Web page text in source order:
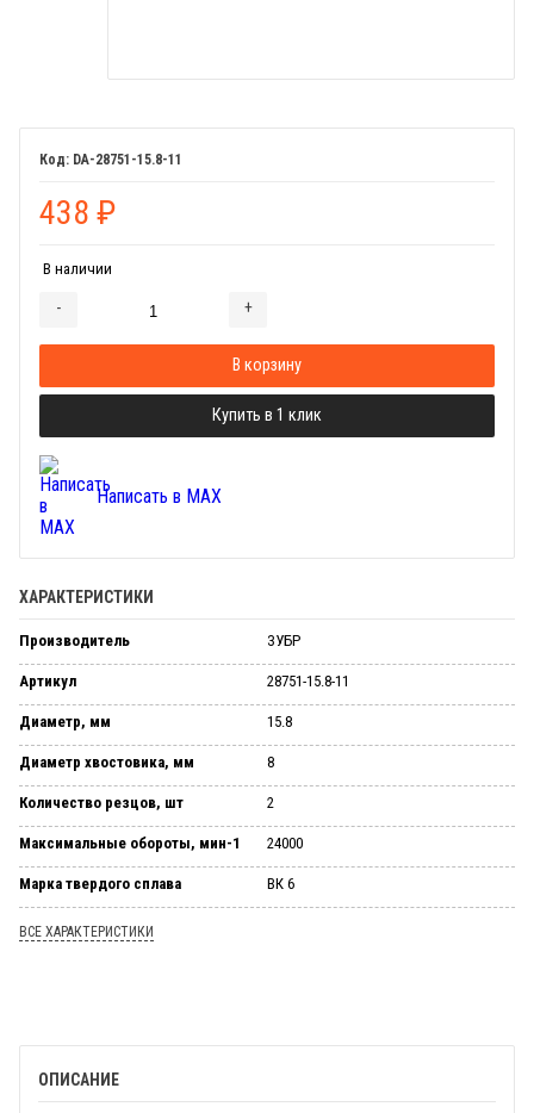
DA-28751-15.8-11
438 ₽
В наличии
- +
В корзину
Купить в 1 клик
Написать в MAX
ХАРАКТЕРИСТИКИ
Производитель ЗУБР
Артикул 28751-15.8-11
Диаметр, мм 15.8
Диаметр хвостовика, мм 8
Количество резцов, шт 2
Максимальные обороты, мин-1 24000
Марка твердого сплава ВК 6
ВСЕ ХАРАКТЕРИСТИКИ
ОПИСАНИЕ